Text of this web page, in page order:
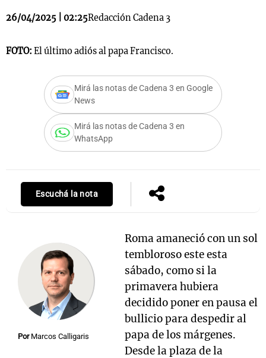
26/04/2025 | 02:25Redacción Cadena 3
FOTO: El último adiós al papa Francisco.
Mirá las notas de Cadena 3 en Google
News
Mirá las notas de Cadena 3 en
WhatsApp
Escuchá la nota
Por Marcos Calligaris
Roma amaneció con un sol
tembloroso este esta
sábado, como si la
primavera hubiera
decidido poner en pausa el
bullicio para despedir al
papa de los márgenes.
Desde la plaza de la
Notas
Mundial 2026
La Sole en
Cadena 3